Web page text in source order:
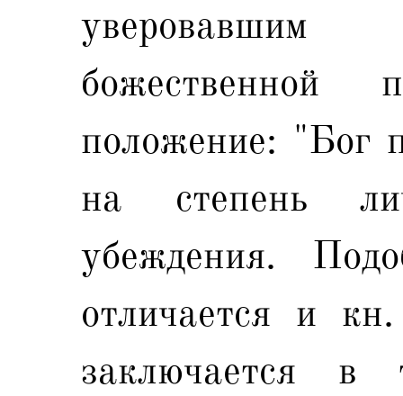
уверовавшим
божественной
положение: "Бог
на степень
убеждения.
отличается и
заключается в